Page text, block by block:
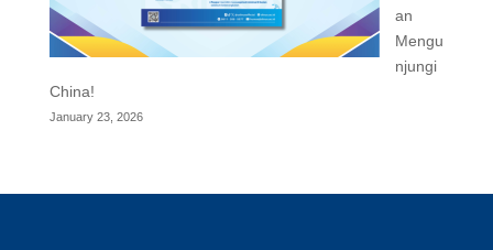
an
Mengu
njungi
China!
January 23, 2026